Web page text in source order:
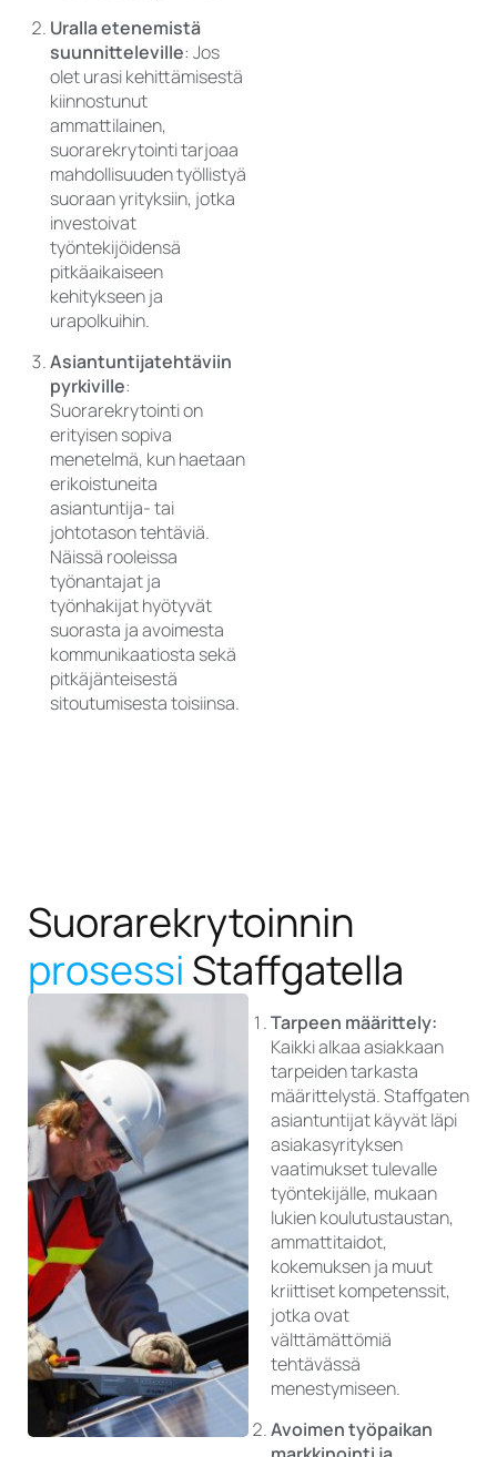
Uralla etenemistä
suunnitteleville: Jos
olet urasi kehittämisestä
kiinnostunut
ammattilainen,
suorarekrytointi tarjoaa
mahdollisuuden työllistyä
suoraan yrityksiin, jotka
investoivat
työntekijöidensä
pitkäaikaiseen
kehitykseen ja
urapolkuihin.
Asiantuntijatehtäviin
pyrkiville:
Suorarekrytointi on
erityisen sopiva
menetelmä, kun haetaan
erikoistuneita
asiantuntija- tai
johtotason tehtäviä.
Näissä rooleissa
työnantajat ja
työnhakijat hyötyvät
suorasta ja avoimesta
kommunikaatiosta sekä
pitkäjänteisestä
sitoutumisesta toisiinsa.
Suorarekrytoinnin
prosessi Staffgatella
Tarpeen määrittely:
Kaikki alkaa asiakkaan
tarpeiden tarkasta
määrittelystä. Staffgaten
asiantuntijat käyvät läpi
asiakasyrityksen
vaatimukset tulevalle
työntekijälle, mukaan
lukien koulutustaustan,
ammattitaidot,
kokemuksen ja muut
kriittiset kompetenssit,
jotka ovat
välttämättömiä
tehtävässä
menestymiseen.
Avoimen työpaikan